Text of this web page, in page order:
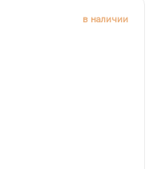
в наличии